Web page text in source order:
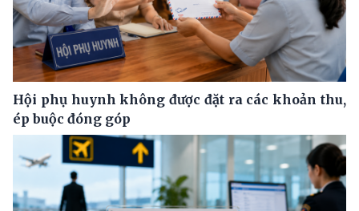
Hội phụ huynh không được đặt ra các khoản thu,
ép buộc đóng góp